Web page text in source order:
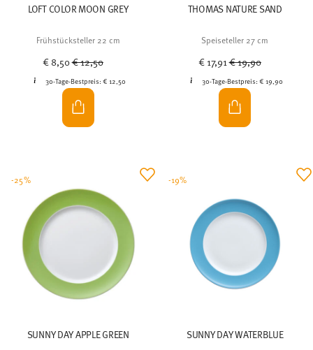
LOFT COLOR MOON GREY
Frühstücksteller 22 cm
€ 8,50Price reduced from
€ 12,50
30-Tage-Bestpreis:€ 12,50
THOMAS NATURE SAND
Speiseteller 27 cm
€ 17,91Price reduced from
€ 19,90
30-Tage-Bestpreis:€ 19,90
SUNNY DAY APPLE GREEN
-25%
SUNNY DAY WATERBLUE
-19%